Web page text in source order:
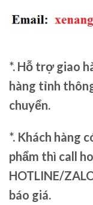
*. Hỗ trợ giao
hàng tỉnh
chuyển.
*. Khách hàng
phẩm thì call
HOTLINE/
báo giá.